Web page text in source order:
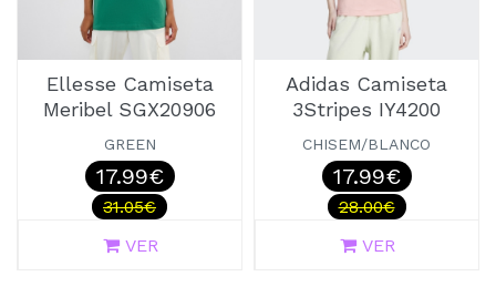
Ellesse Camiseta
Meribel SGX20906
GREEN
17.99€
31.05€
VER
Adidas Camiseta
3Stripes IY4200
CHISEM/BLANCO
17.99€
28.00€
VER